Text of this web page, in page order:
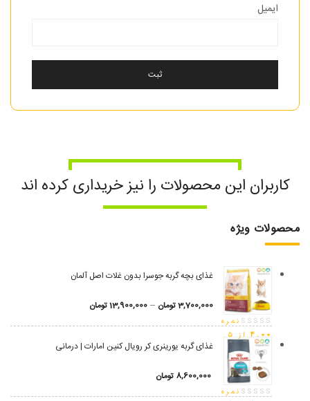
ایمیل
کاربران این محصولات را نیز خریداری کرده اند
محصولات ویژه
غذای بچه گربه جوسرا بدون غلات اصل آلمان
نمره
4.00 از 5
3,700,000تومان –
13,900,000تومان
غذای گربه یورینری کر رویال کنین امارات | درمانی
نمره
8,600,000 تومان